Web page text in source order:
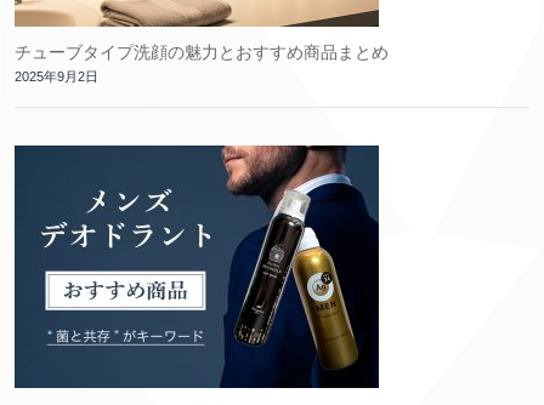
チューブタイプ洗顔の魅力とおすすめ商品まとめ
2025年9月2日